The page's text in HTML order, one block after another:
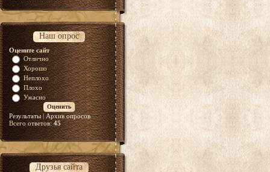
Наш опрос
Оцените сайт
Отлично
Хорошо
Неплохо
Плохо
Ужасно
Результаты| Архив опросов
Всего ответов:45
Друзья сайта